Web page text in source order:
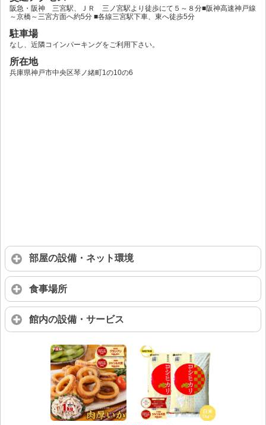
阪急・阪神 三宮駅、ＪＲ 三ノ宮駅より徒歩にて５～８分■阪神高速神戸線
～京橋～三宮方面へ約5分 ■各線三宮駅下車、東へ徒歩5分
駐車場
なし、近隣コインパーキングをご利用下さい。
所在地
兵庫県神戸市中央区琴ノ緒町1の10の6
部屋の設備・ネット環境
食事場所
館内の設備・サービス